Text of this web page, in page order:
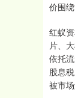
价围
红蚁
片、
依托
股息
被市